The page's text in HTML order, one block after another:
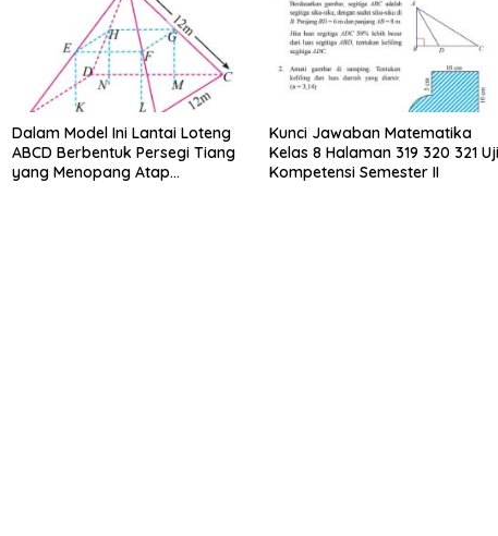
Dalam Model Ini Lantai Loteng
ABCD Berbentuk Persegi Tiang
yang Menopang Atap
Kunci Jawaban Matematika
Kelas 8 Halaman 319 320 321 Uji
Kompetensi Semester II